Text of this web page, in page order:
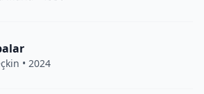
• 2024